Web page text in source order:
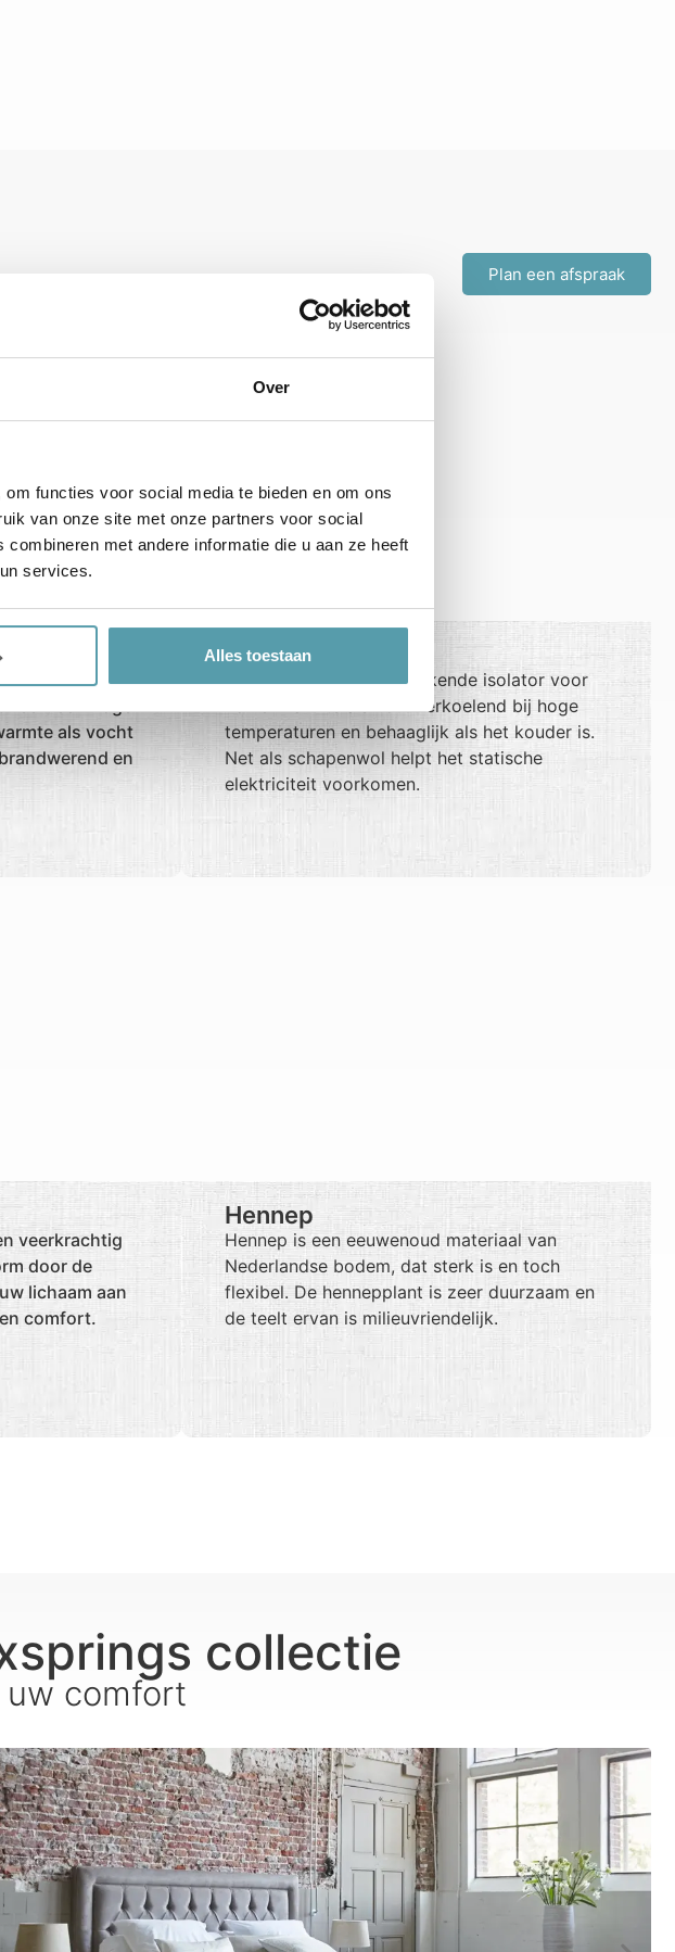
Over
functies voor social media te bieden en om ons
van onze site met onze partners voor social
met andere informatie die u aan ze heeft
services.
Alles toestaan
Plan een afspraak
en
heeft een hoge
als vocht
en
Kamelenwol
Kamelenwol is een uitstekende isolator voor
zowel warmte als kou. Verkoelend bij hoge
temperaturen en behaaglijk als het kouder is.
Net als schapenwol helpt het statische
elektriciteit voorkomen.
veerkrachtig
door de
lichaam aan
comfort.
Hennep
Hennep is een eeuwenoud materiaal van
Nederlandse bodem, dat sterk is en toch
flexibel. De hennepplant is zeer duurzaam en
de teelt ervan is milieuvriendelijk.
collectie
uw comfort